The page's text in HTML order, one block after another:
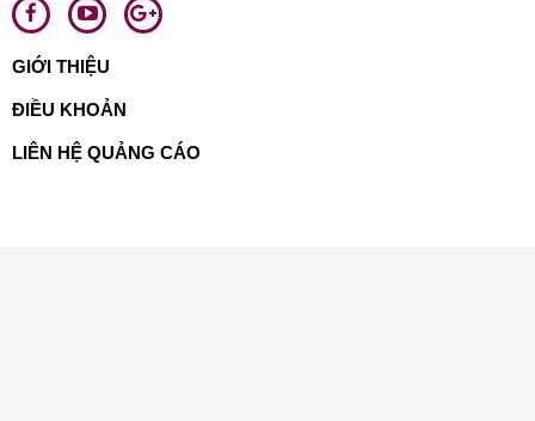
GIỚI THIỆU
ĐIỀU KHOẢN
LIÊN HỆ QUẢNG CÁO